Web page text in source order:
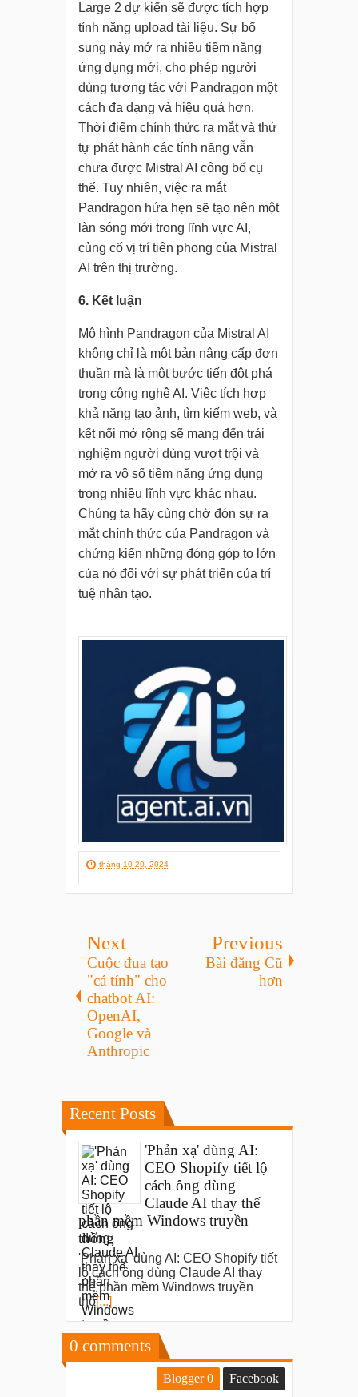
Large 2 dự kiến sẽ được tích hợp
tính năng upload tài liệu. Sự bổ
sung này mở ra nhiều tiềm năng
ứng dụng mới, cho phép người
dùng tương tác với Pandragon một
cách đa dạng và hiệu quả hơn.
Thời điểm chính thức ra mắt và thứ
tự phát hành các tính năng vẫn
chưa được Mistral AI công bố cụ
thể. Tuy nhiên, việc ra mắt
Pandragon hứa hẹn sẽ tạo nên một
làn sóng mới trong lĩnh vực AI,
củng cố vị trí tiên phong của Mistral
AI trên thị trường.
6. Kết luận
Mô hình Pandragon của Mistral AI
không chỉ là một bản nâng cấp đơn
thuần mà là một bước tiến đột phá
trong công nghệ AI. Việc tích hợp
khả năng tạo ảnh, tìm kiếm web, và
kết nối mở rộng sẽ mang đến trải
nghiệm người dùng vượt trội và
mở ra vô số tiềm năng ứng dụng
trong nhiều lĩnh vực khác nhau.
Chúng ta hãy cùng chờ đón sự ra
mắt chính thức của Pandragon và
chứng kiến những đóng góp to lớn
của nó đối với sự phát triển của trí
tuệ nhân tạo.
tháng 10 20, 2024
Next
Cuộc đua tạo
"cá tính" cho
chatbot AI:
OpenAI,
Google và
Anthropic
Previous
Bài đăng Cũ
hơn
Recent Posts
'Phản xạ' dùng AI:
CEO Shopify tiết lộ
cách ông dùng
Claude AI thay thế
phần mềm Windows truyền
thống
'Phản xạ' dùng AI: CEO Shopify tiết
lộ cách ông dùng Claude AI thay
thế phần mềm Windows truyền
thố[...]
0 comments
Blogger0 Facebook